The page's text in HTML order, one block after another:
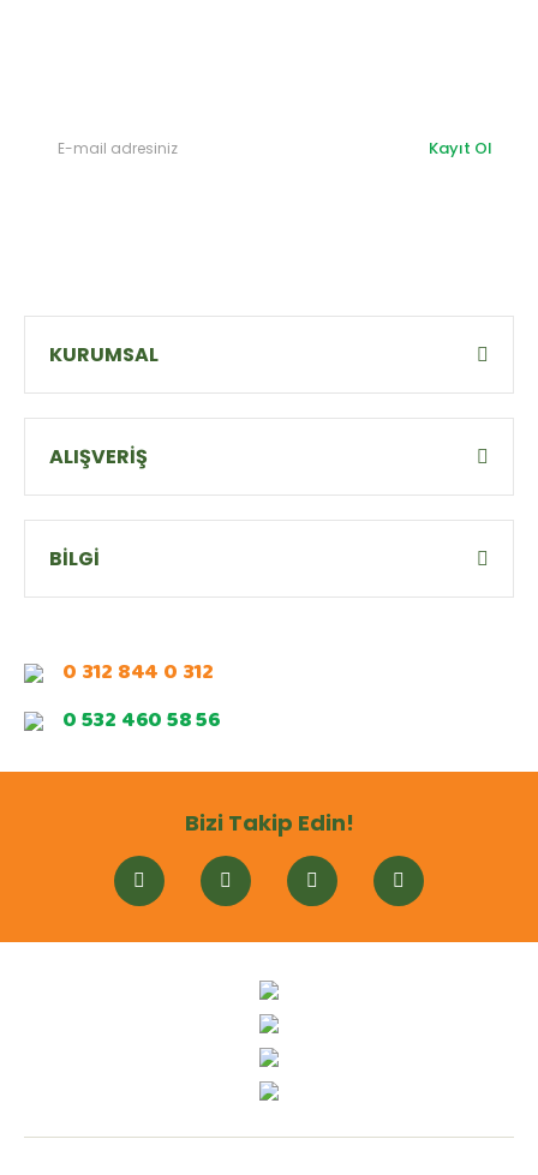
Kayıt Ol
KURUMSAL
ALIŞVERİŞ
BİLGİ
0 312 844 0 312
0 532 460 58 56
Bizi Takip Edin!